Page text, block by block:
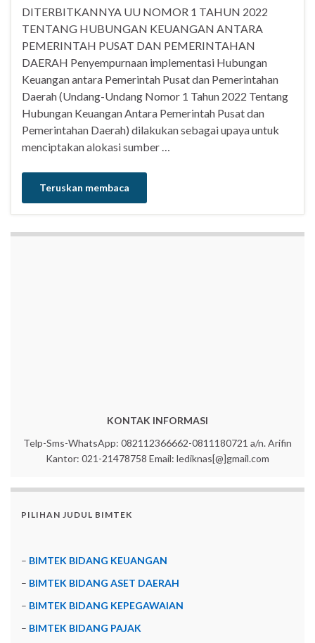
DITERBITKANNYA UU NOMOR 1 TAHUN 2022
TENTANG HUBUNGAN KEUANGAN ANTARA
PEMERINTAH PUSAT DAN PEMERINTAHAN
DAERAH Penyempurnaan implementasi Hubungan
Keuangan antara Pemerintah Pusat dan Pemerintahan
Daerah (Undang-Undang Nomor 1 Tahun 2022 Tentang
Hubungan Keuangan Antara Pemerintah Pusat dan
Pemerintahan Daerah) dilakukan sebagai upaya untuk
menciptakan alokasi sumber …
Teruskan membaca
KONTAK INFORMASI
Telp-Sms-WhatsApp: 082112366662-0811180721 a/n. Arifin
Kantor: 021-21478758 Email: lediknas[@]gmail.com
PILIHAN JUDUL BIMTEK
– BIMTEK BIDANG KEUANGAN
– BIMTEK BIDANG ASET DAERAH
– BIMTEK BIDANG KEPEGAWAIAN
– BIMTEK BIDANG PAJAK